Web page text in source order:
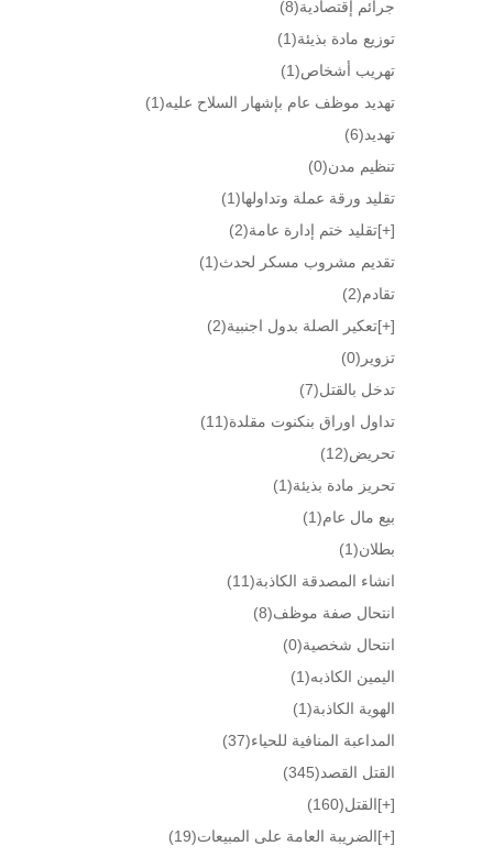
جرائم إقتصادية(8)
توزيع مادة بذيئة(1)
تهريب أشخاص(1)
تهديد موظف عام بإشهار السلاح عليه(1)
تهديد(6)
تنظيم مدن(0)
تقليد ورقة عملة وتداولها(1)
[+]تقليد ختم إدارة عامة(2)
تقديم مشروب مسكر لحدث(1)
تقادم(2)
[+]تعكير الصلة بدول اجنبية(2)
تزوير (0)
تدخل بالقتل(7)
تداول اوراق بنكنوت مقلدة(11)
تحريض(12)
تحريز مادة بذيئة(1)
بيع مال عام(1)
بطلان(1)
انشاء المصدقة الكاذبة(11)
انتحال صفة موظف(8)
انتحال شخصية(0)
اليمين الكاذبه(1)
الهوية الكاذبة(1)
المداعبة المنافية للحياء(37)
القتل القصد(345)
[+]القتل(160)
[+]الضريبة العامة على المبيعات(19)